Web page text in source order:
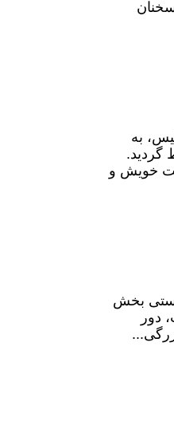
به
گردید.
خویش و
هستی بخش
دور